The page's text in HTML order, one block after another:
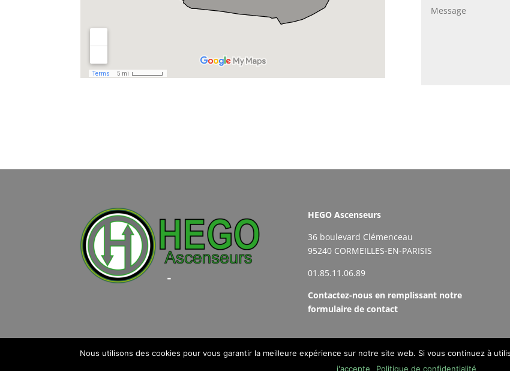
HEGO Ascenseurs
36 boulevard Clémenceau
95240 CORMEILLES-EN-PARISIS
01.85.11.06.89
Contactez-nous en remplissant notre
formulaire de contact
Nous utilisons des cookies pour vous garantir la meilleure expérience sur notre site web. Si vous continuez à
j'accepte
Politique de confidentialité